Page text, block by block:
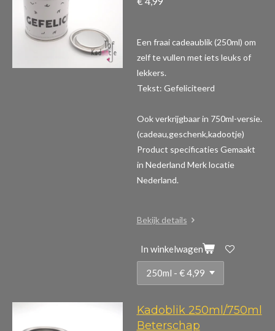
Een fraai cadeaublik (250ml) om
zelf te vullen met iets leuks of
lekkers.
Tekst: Gefeliciteerd
Ook verkrijgbaar in 750ml-versie.
(cadeau,geschenk,kadootje)
Product specificaties Gemaakt
in Nederland Merk locatie
Nederland.
Bekijk details
In winkelwagen
Kadoblik 250ml/750ml
Beterschap